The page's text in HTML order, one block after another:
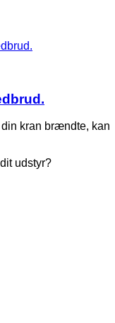
kran brændte, kan
udstyr?